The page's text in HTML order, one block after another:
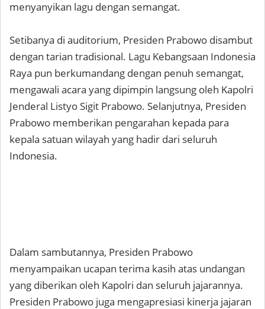
menyanyikan lagu dengan semangat.
Setibanya di auditorium, Presiden Prabowo disambut
dengan tarian tradisional. Lagu Kebangsaan Indonesia
Raya pun berkumandang dengan penuh semangat,
mengawali acara yang dipimpin langsung oleh Kapolri
Jenderal Listyo Sigit Prabowo. Selanjutnya, Presiden
Prabowo memberikan pengarahan kepada para
kepala satuan wilayah yang hadir dari seluruh
Indonesia.
Dalam sambutannya, Presiden Prabowo
menyampaikan ucapan terima kasih atas undangan
yang diberikan oleh Kapolri dan seluruh jajarannya.
Presiden Prabowo juga mengapresiasi kinerja jajaran